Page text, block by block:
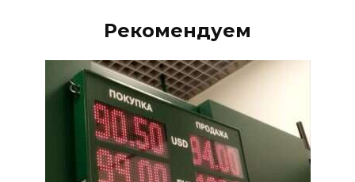
Рекомендуем